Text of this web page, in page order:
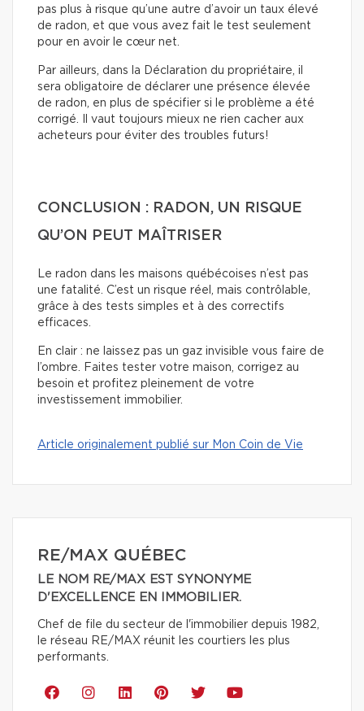
pas plus à risque qu’une autre d’avoir un taux élevé
de radon, et que vous avez fait le test seulement
pour en avoir le cœur net.
Par ailleurs, dans la Déclaration du propriétaire, il
sera obligatoire de déclarer une présence élevée
de radon, en plus de spécifier si le problème a été
corrigé. Il vaut toujours mieux ne rien cacher aux
acheteurs pour éviter des troubles futurs!
CONCLUSION : RADON, UN RISQUE
QU’ON PEUT MAÎTRISER
Le radon dans les maisons québécoises n’est pas
une fatalité. C’est un risque réel, mais contrôlable,
grâce à des tests simples et à des correctifs
efficaces.
En clair : ne laissez pas un gaz invisible vous faire de
l’ombre. Faites tester votre maison, corrigez au
besoin et profitez pleinement de votre
investissement immobilier.
Article originalement publié sur Mon Coin de Vie
RE/MAX QUÉBEC
LE NOM RE/MAX EST SYNONYME
D'EXCELLENCE EN IMMOBILIER.
Chef de file du secteur de l'immobilier depuis 1982,
le réseau RE/MAX réunit les courtiers les plus
performants.